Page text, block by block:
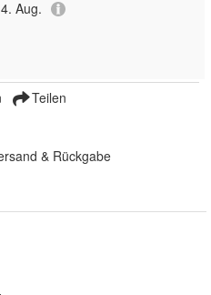
Aug.
Teilen
& Rückgabe